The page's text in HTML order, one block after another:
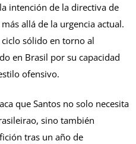
intención de la directiva de
allá de la urgencia actual.
sólido en torno al
en Brasil por su capacidad
ofensivo.
que Santos no solo necesita
sino también
tras un año de